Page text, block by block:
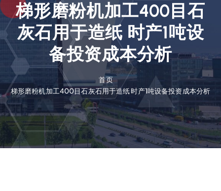
梯形磨粉机加工400目石
灰石用于造纸 时产1吨设
备投资成本分析
首页
梯形磨粉机加工400目石灰石用于造纸 时产1吨设备投资成本分析